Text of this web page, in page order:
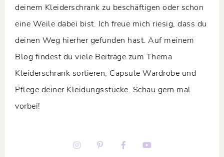
deinem Kleiderschrank zu beschäftigen oder schon
eine Weile dabei bist. Ich freue mich riesig, dass du
deinen Weg hierher gefunden hast. Auf meinem
Blog findest du viele Beiträge zum Thema
Kleiderschrank sortieren, Capsule Wardrobe und
Pflege deiner Kleidungsstücke. Schau gern mal
vorbei!